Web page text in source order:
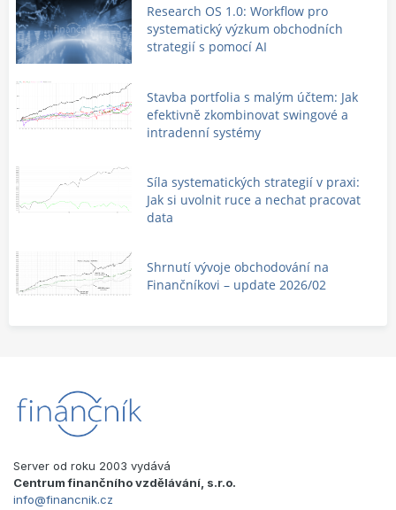
Research OS 1.0: Workflow pro
systematický výzkum obchodních
strategií s pomocí AI
Stavba portfolia s malým účtem: Jak
efektivně zkombinovat swingové a
intradenní systémy
Síla systematických strategií v praxi:
Jak si uvolnit ruce a nechat pracovat
data
Shrnutí vývoje obchodování na
Finančníkovi – update 2026/02
Server od roku 2003 vydává
Centrum finančního vzdělávání, s.r.o.
info@financnik.cz